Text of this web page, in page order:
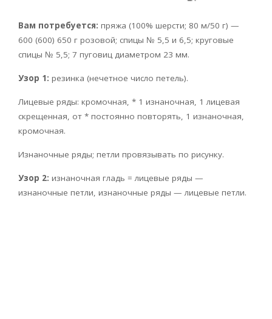
Вам потребуется: пряжа (100% шерсти; 80 м/50 г) —
600 (600) 650 г розовой; спицы № 5,5 и 6,5; круговые
спицы № 5,5; 7 пуговиц диаметром 23 мм.
Узор 1: резинка (нечетное число петель).
Лицевые ряды: кромочная, * 1 изнаночная, 1 лицевая
скрещенная, от * постоянно повторять, 1 изнаночная,
кромочная.
Изнаночные ряды; петли провязывать по рисунку.
Узор 2: изнаночная гладь = лицевые ряды —
изнаночные петли, изнаночные ряды — лицевые петли.